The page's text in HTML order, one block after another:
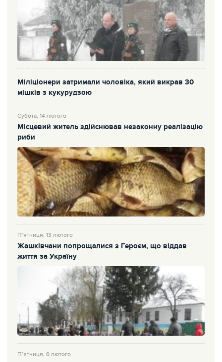
Міліціонери затримали чоловіка, який викрав 30
мішків з кукурудзою
Субота, 14 лютого
Місцевий житель здійснював незаконну реалізацію
риби
П’ятниця, 13 лютого
Жашківчани попрощалися з Героєм, що віддав
життя за Україну
П’ятниця, 6 лютого